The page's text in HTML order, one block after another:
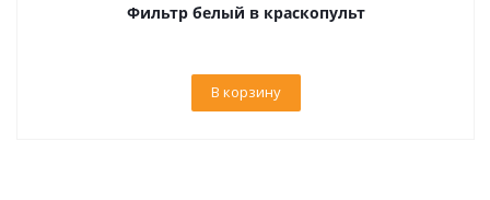
Фильтр белый в краскопульт
В корзину